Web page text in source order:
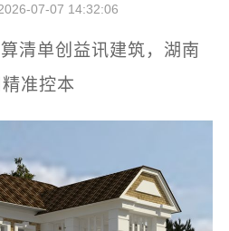
07-07 14:32:06
清单创益讯建筑，湖南
准控本